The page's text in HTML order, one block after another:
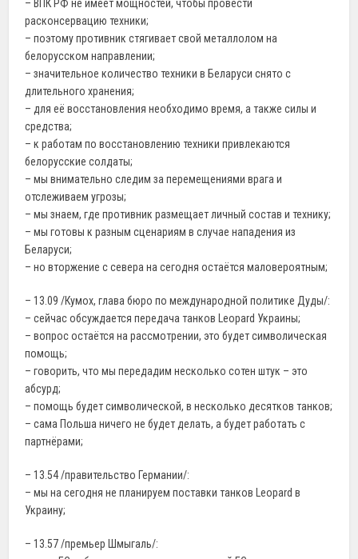
– ВПК РФ не имеет мощностей, чтобы провести
расконсервацию техники;
– поэтому противник стягивает свой металлолом на
белорусском направлении;
– значительное количество техники в Беларуси снято с
длительного хранения;
– для её восстановления необходимо время, а также силы и
средства;
– к работам по восстановлению техники привлекаются
белорусские солдаты;
– мы внимательно следим за перемещениями врага и
отслеживаем угрозы;
– мы знаем, где противник размещает личный состав и технику;
– мы готовы к разным сценариям в случае нападения из
Беларуси;
– но вторжение с севера на сегодня остаётся маловероятным;
– 13.09 /Кумох, глава бюро по международной политике Дуды/:
– сейчас обсуждается передача танков Leopard Украины;
– вопрос остаётся на рассмотрении, это будет символическая
помощь;
– говорить, что мы передадим несколько сотен штук – это
абсурд;
– помощь будет символической, в несколько десятков танков;
– сама Польша ничего не будет делать, а будет работать с
партнёрами;
– 13.54 /правительство Германии/:
– мы на сегодня не планируем поставки танков Leopard в
Украину;
– 13.57 /премьер Шмыгаль/: